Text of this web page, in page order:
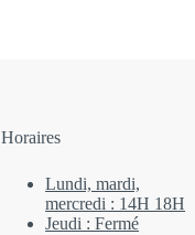
Horaires
Lundi, mardi,
mercredi : 14H 18H
Jeudi : Fermé